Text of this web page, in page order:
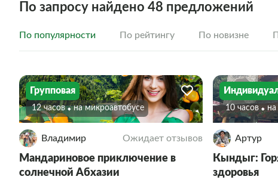
По запросу найдено 48 предложений
По популярности По рейтингу По новизне
Групповая
12 часов На микроавтобусе
Владимир Ожидает отзывов
Мандариновое приключение в
солнечной Абхазии
10 часов
Артур
Кындыг:
здоровья